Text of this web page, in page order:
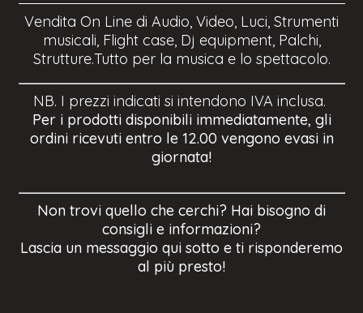
Vendita On Line di Audio, Video, Luci, Strumenti
musicali, Flight case, Dj equipment, Palchi,
Strutture.Tutto per la musica e lo spettacolo.
NB. I prezzi indicati si intendono IVA inclusa.
Per i prodotti disponibili immediatamente, gli
ordini ricevuti entro le 12.00 vengono evasi in
giornata!
Non trovi quello che cerchi? Hai bisogno di
consigli e informazioni?
Lascia un messaggio qui sotto e ti risponderemo
al più presto!